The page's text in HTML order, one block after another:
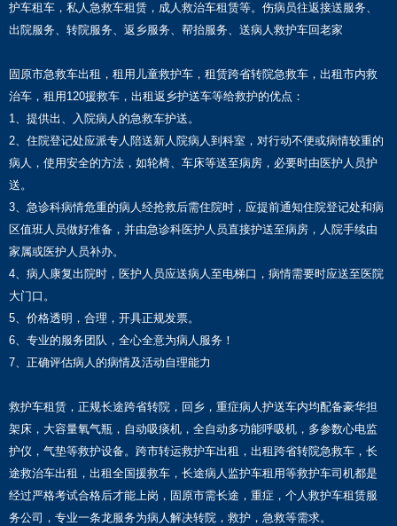
护车租车，私人急救车租赁，成人救治车租赁等。伤病员往返接送服务、
出院服务、转院服务、返乡服务、帮抬服务、送病人救护车回老家
固原市急救车出租，租用儿童救护车，租赁跨省转院急救车，出租市内救
治车，租用120援救车，出租返乡护送车等给救护的优点：
1、提供出、入院病人的急救车护送。
2、住院登记处应派专人陪送新人院病人到科室，对行动不便或病情较重的
病人，使用安全的方法，如轮椅、车床等送至病房，必要时由医护人员护
送。
3、急诊科病情危重的病人经抢救后需住院时，应提前通知住院登记处和病
区值班人员做好准备，并由急诊科医护人员直接护送至病房，人院手续由
家属或医护人员补办。
4、病人康复出院时，医护人员应送病人至电梯口，病情需要时应送至医院
大门口。
5、价格透明，合理，开具正规发票。
6、专业的服务团队，全心全意为病人服务！
7、正确评估病人的病情及活动自理能力
救护车租赁，正规长途跨省转院，回乡，重症病人护送车内均配备豪华担
架床，大容量氧气瓶，自动吸痰机，全自动多功能呼吸机，多参数心电监
护仪，气垫等救护设备。跨市转运救护车出租，出租跨省转院急救车，长
途救治车出租，出租全国援救车，长途病人监护车租用等救护车司机都是
经过严格考试合格后才能上岗，固原市需长途，重症，个人救护车租赁服
务公司，专业一条龙服务为病人解决转院，救护，急救等需求。